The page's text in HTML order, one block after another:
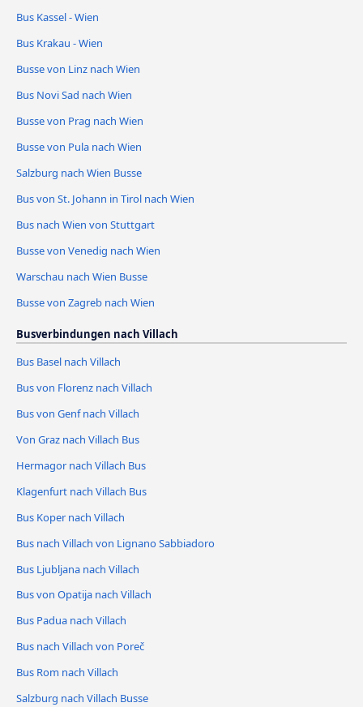
Bus Kassel - Wien
Bus Krakau - Wien
Busse von Linz nach Wien
Bus Novi Sad nach Wien
Busse von Prag nach Wien
Busse von Pula nach Wien
Salzburg nach Wien Busse
Bus von St. Johann in Tirol nach Wien
Bus nach Wien von Stuttgart
Busse von Venedig nach Wien
Warschau nach Wien Busse
Busse von Zagreb nach Wien
Busverbindungen nach Villach
Bus Basel nach Villach
Bus von Florenz nach Villach
Bus von Genf nach Villach
Von Graz nach Villach Bus
Hermagor nach Villach Bus
Klagenfurt nach Villach Bus
Bus Koper nach Villach
Bus nach Villach von Lignano Sabbiadoro
Bus Ljubljana nach Villach
Bus von Opatija nach Villach
Bus Padua nach Villach
Bus nach Villach von Poreč
Bus Rom nach Villach
Salzburg nach Villach Busse